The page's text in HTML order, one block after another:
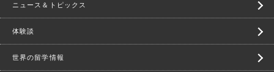
ニュース＆トピックス
体験談
世界の留学情報